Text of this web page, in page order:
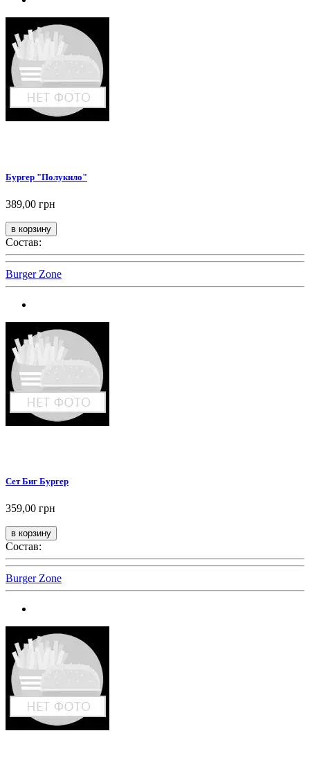
Бургер "Полукило"
389,00 грн
Состав:
Burger Zone
Сет Биг Бургер
359,00 грн
Состав:
Burger Zone